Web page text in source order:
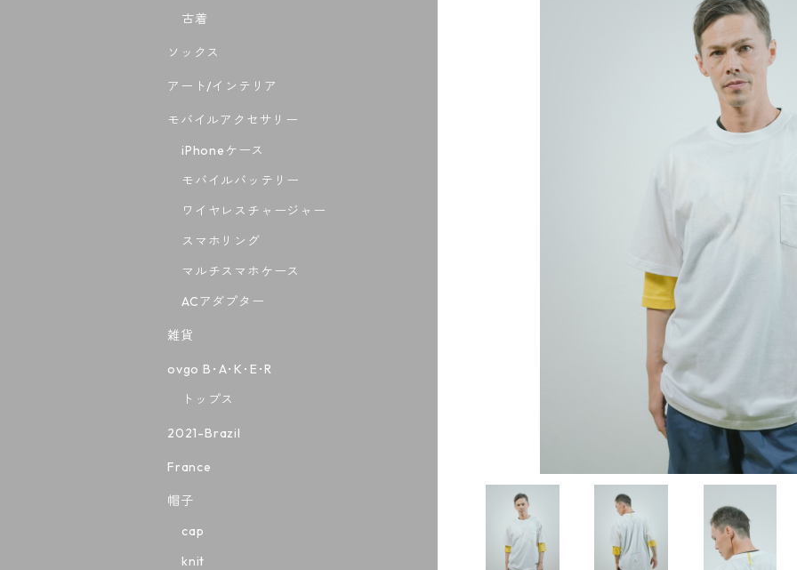
古着
ソックス
アート/インテリア
モバイルアクセサリー
iPhoneケース
モバイルバッテリー
ワイヤレスチャージャー
スマホリング
マルチスマホケース
ACアダプター
雑貨
ovgo B･A･K･E･R
トップス
2021-Brazil
France
帽子
cap
knit